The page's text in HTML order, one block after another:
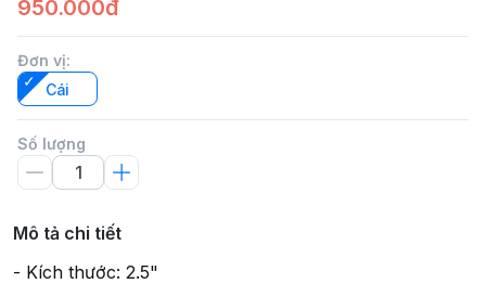
950.000đ
Đơn vị:
Cái
Số lượng
Mô tả chi tiết
- Kích thước: 2.5"